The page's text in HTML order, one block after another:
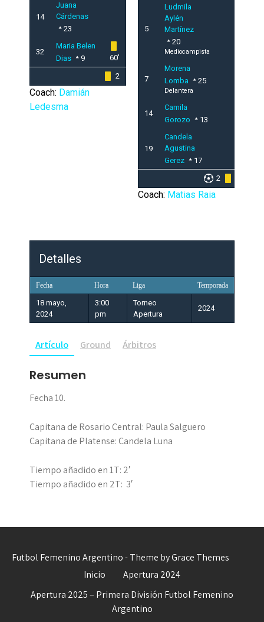
14
Juana
Cárdenas
23
32
Maria Belen
Dias
9 60'
2
Coach: Damián
Ledesma
5
Ludmila
Aylén
Martínez
20
Mediocampista
7
Morena
Lomba
25
Delantera
14
Camila
Gorozo
13
19
Candela
Agustina
Gerez
17
2
Coach: Matias Raia
Detalles
Fecha Hora Liga Temporada
18 mayo,
2024
3:00
pm
Torneo
Apertura
2024
Artículo Ground Árbitros
Resumen
Fecha 10.
Capitana de Rosario Central: Paula Salguero
Capitana de Platense: Candela Luna
Tiempo añadido en 1T: 2′
Tiempo añadido en 2T: 3′
Futbol Femenino Argentino - Theme by Grace Themes
Inicio
Apertura 2024
Apertura 2025 – Primera División Futbol Femenino
Argentino